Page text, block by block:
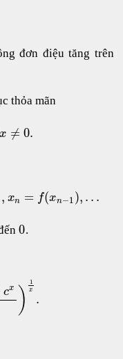
đơn điệu tăng trên
thỏa mãn
≠ 0.
, xn = f(xn−1), . . .
0.
cx )
1
x
.